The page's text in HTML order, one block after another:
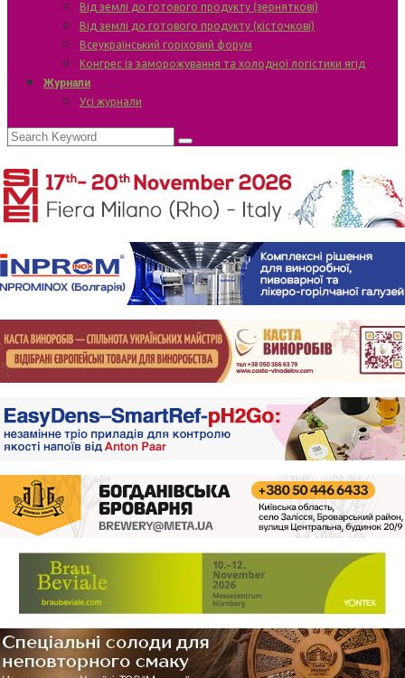
Від землі до готового продукту (зерняткові)
Від землі до готового продукту (кісточкові)
Всеукраїнський горіховий форум
Конгрес із заморожування та холодної логістики ягід
Журнали
Усі журнали